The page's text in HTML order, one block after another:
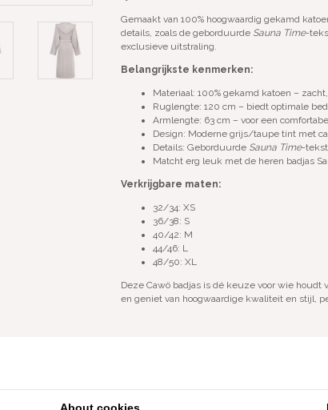
Gemaakt van 100% hoogwaardig gekamd
details, zoals de geborduurde Sauna Time-
exclusieve uitstraling.
Belangrijkste kenmerken:
Materiaal: 100% gekamd katoen –
Ruglengte: 120 cm – biedt optimale
Armlengte: 63 cm – voor een
Design: Moderne grijs/taupe tint met
Details: Geborduurde Sauna Time-
Matcht erg leuk met de heren badjas
Verkrijgbare maten:
32/34: XS
36/38: S
40/42: M
44/46: L
48/50: XL
Deze Cawö badjas is dé keuze voor wie
en geniet van hoogwaardige kwaliteit en stijl,